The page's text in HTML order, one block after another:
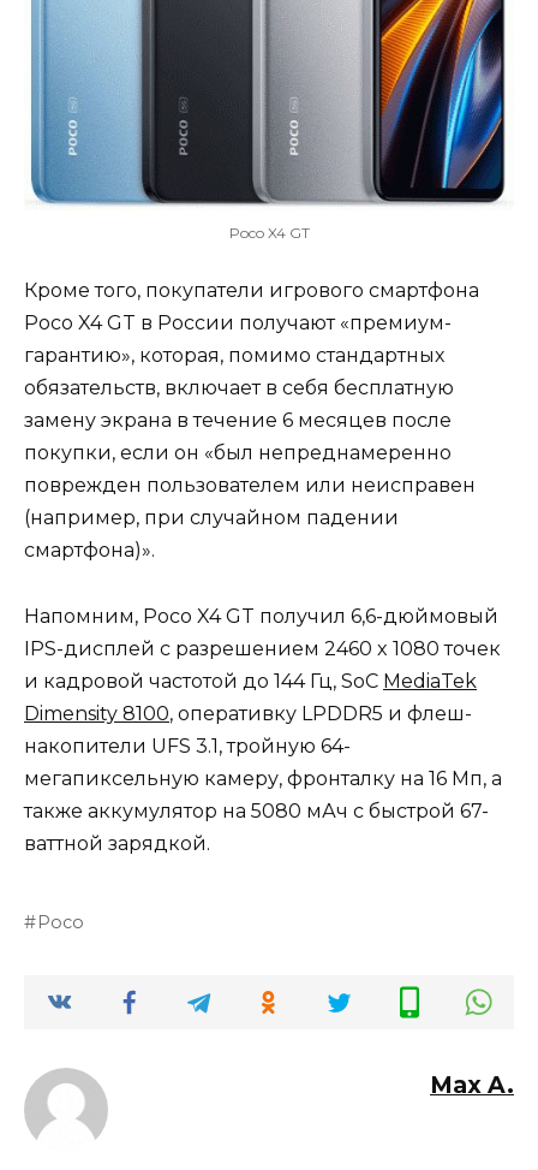
Poco X4 GT
Кроме того, покупатели игрового смартфона
Poco X4 GT в России получают «премиум-
гарантию», которая, помимо стандартных
обязательств, включает в себя бесплатную
замену экрана в течение 6 месяцев после
покупки, если он «был непреднамеренно
поврежден пользователем или неисправен
(например, при случайном падении
смартфона)».
Напомним, Poco X4 GT получил 6,6-дюймовый
IPS-дисплей с разрешением 2460 x 1080 точек
и кадровой частотой до 144 Гц, SoC MediaTek
Dimensity 8100, оперативку LPDDR5 и флеш-
накопители UFS 3.1, тройную 64-
мегапиксельную камеру, фронталку на 16 Мп, а
также аккумулятор на 5080 мАч с быстрой 67-
ваттной зарядкой.
Poco
Max A.